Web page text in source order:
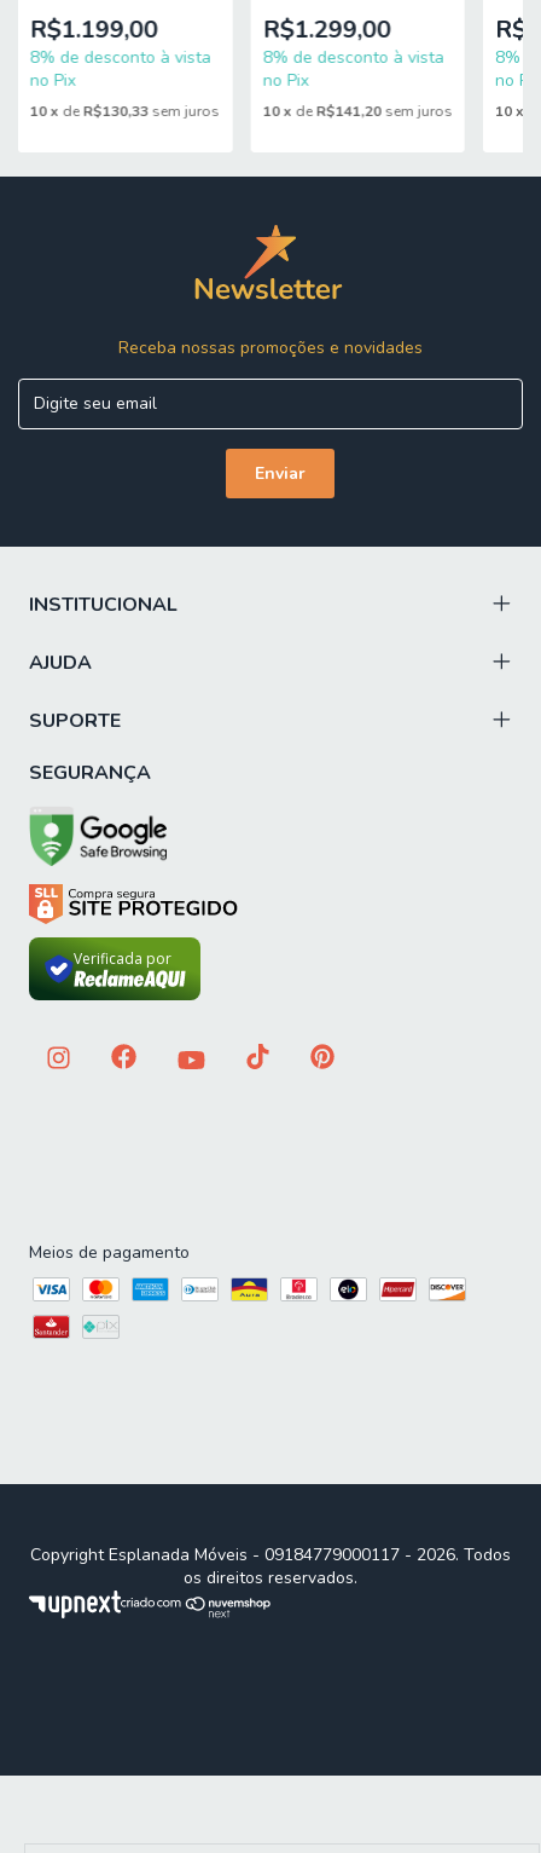
R$1.199,00
8% de desconto à vista
no Pix
10x deR$130,33sem juros
R$1.299,00
8% de desconto à vista
no Pix
10 x deR$141,20 sem juros
8%
no Pix
10x
Receba nossas promoções e novidades
INSTITUCIONAL
AJUDA
SUPORTE
SEGURANÇA
Verificada por
Meios de pagamento
Copyright Esplanada Móveis - 09184779000117 - 2026. Todos
os direitos reservados.